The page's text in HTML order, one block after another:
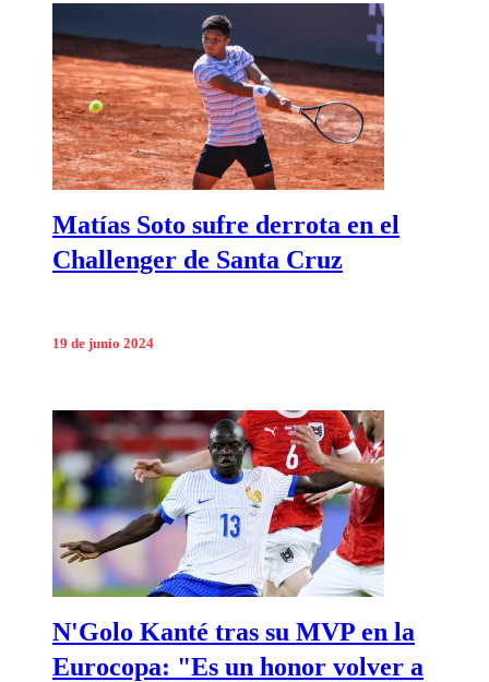
Matías Soto sufre derrota en el
Challenger de Santa Cruz
19 de junio 2024
N'Golo Kanté tras su MVP en la
Eurocopa: "Es un honor volver a